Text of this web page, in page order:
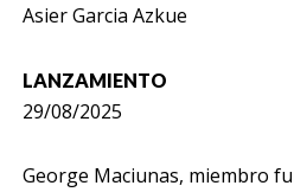
Asier Garcia Azkue
LANZAMIENTO
29/08/2025
George Maciunas, miembro